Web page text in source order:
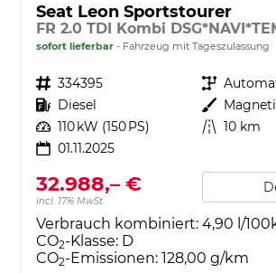
Seat Leon Sportstourer
sofort lieferbar Fahrzeug mit Tageszulassung
Fahrzeugnr. 334395 Getriebe
Kraftstoff Diesel Außenfarbe
Leistung 110 kW (150 PS) Kilometerstand 10 km
01.11.2025
32.988,– €
incl. 17% MwSt.
Verbrauch kombiniert: 4,90 l/
CO2-Klasse: D
CO2-Emissionen: 128,00 g/km